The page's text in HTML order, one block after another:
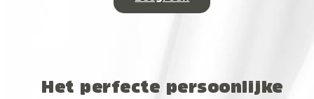
Het perfecte persoonlijke